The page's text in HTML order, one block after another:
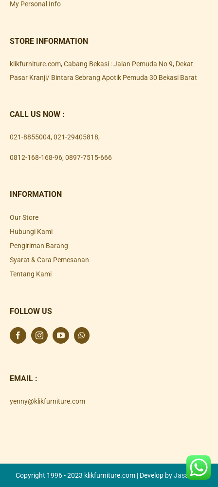
My Personal Info
STORE INFORMATION
klikfurniture.com, Cabang Bekasi : Jalan Pemuda No 9, Dekat
Pasar Kranji/ Bintara Sebrang Apotik Pemuda 30 Bekasi Barat
CALL US NOW :
021-8855004, 021-29405818,
0812-168-168-96, 0897-7515-666
INFORMATION
Our Store
Hubungi Kami
Pengiriman Barang
Syarat & Cara Pemesanan
Tentang Kami
FOLLOW US
EMAIL :
yenny@klikfurniture.com
Copyright 1996 - 2023 klikfurniture.com | Develop byJasa SEO